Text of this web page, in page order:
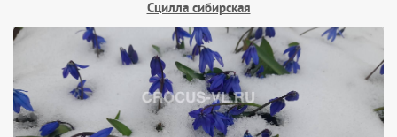
Сцилла сибирская